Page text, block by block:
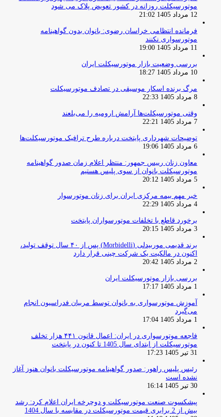
موتورسیکلت روزانه در کشور تعویض پلاک می شود
12 مرداد 1405 21:02
فرمانده انتظامی خراسان رضوی: بانوان بدون گواهینامه
موتورسواری نکنند
11 مرداد 1405 19:00
بررسی وضعیت بازار موتورسیکلت ایران
10 مرداد 1405 18:27
مرگ برنده اسکار موسیقی در تصادف موتورسیکلت
8 مرداد 1405 22:33
وقتی موتورسیکلت‌ها آرامش ارومیه را می‌بلعند
7 مرداد 1405 22:21
توضیحات شهرداری پایتخت درباره طرح ترافیک موتورسیکلت‌ها
6 مرداد 1405 19:06
معاون زنان رییس جمهور: منتظر اعلام زمان صدور گواهینامه
موتورسیکلت بانوان از سوی پلیس هستیم
5 مرداد 1405 20:12
خبر مهم بیمه مرکزی ایران برای زنان موتورسوار
4 مرداد 1405 22:29
برخورد قاطع با تخلفات موتورسواران پایتخت
3 مرداد 1405 20:15
برند قدیمی موربیدلی (Morbidelli) پس از ۴۰ سال توقف تولید،
اکنون در مالکیت یک شرکت چینی قرار دارد
2 مرداد 1405 20:42
بررسی بازار موتورسیکلت ایران
1 مرداد 1405 17:17
آموزش موتورسواری به بانوان توسط مربیان فدراسیون انجام
می‌گیرد
1 مرداد 1405 17:04
فاجعه موتورسواری در ایران: اعمال قانون ۴۴۱ هزار تخلف
موتورسیکلت از ابتدای سال 1405 تا کنون در پایتخت
31 تیر 1405 17:23
رئیس پلیس راهور: صدور گواهینامه موتورسیکلت بانوان هنوز آغاز
نشده است
30 تیر 1405 16:14
پیشکسوت صنعت موتورسیکلت و دوچرخه ایران اعلام کرد: رشد
بیش از 2 برابری قیمت موتورسیکلت در مقایسه با سال 1404